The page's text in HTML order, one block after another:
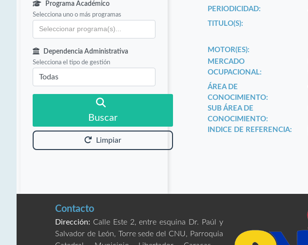
Programa Académico
Selecciona uno o más programas
Dependencia Administrativa
Selecciona el tipo de gestión
Buscar
Limpiar
PERIODICIDAD:
TITULO(S):
MOTOR(ES):
MERCADO
OCUPACIONAL:
ÁREA DE
CONOCIMIENTO:
SUB ÁREA DE
CONOCIMIENTO:
INDICE DE REFERENCIA:
Contacto
Dirección: Calle Este 2, entre esquina Dr. Paúl y
Salvador de León, Torre sede del CNU, Parroquia